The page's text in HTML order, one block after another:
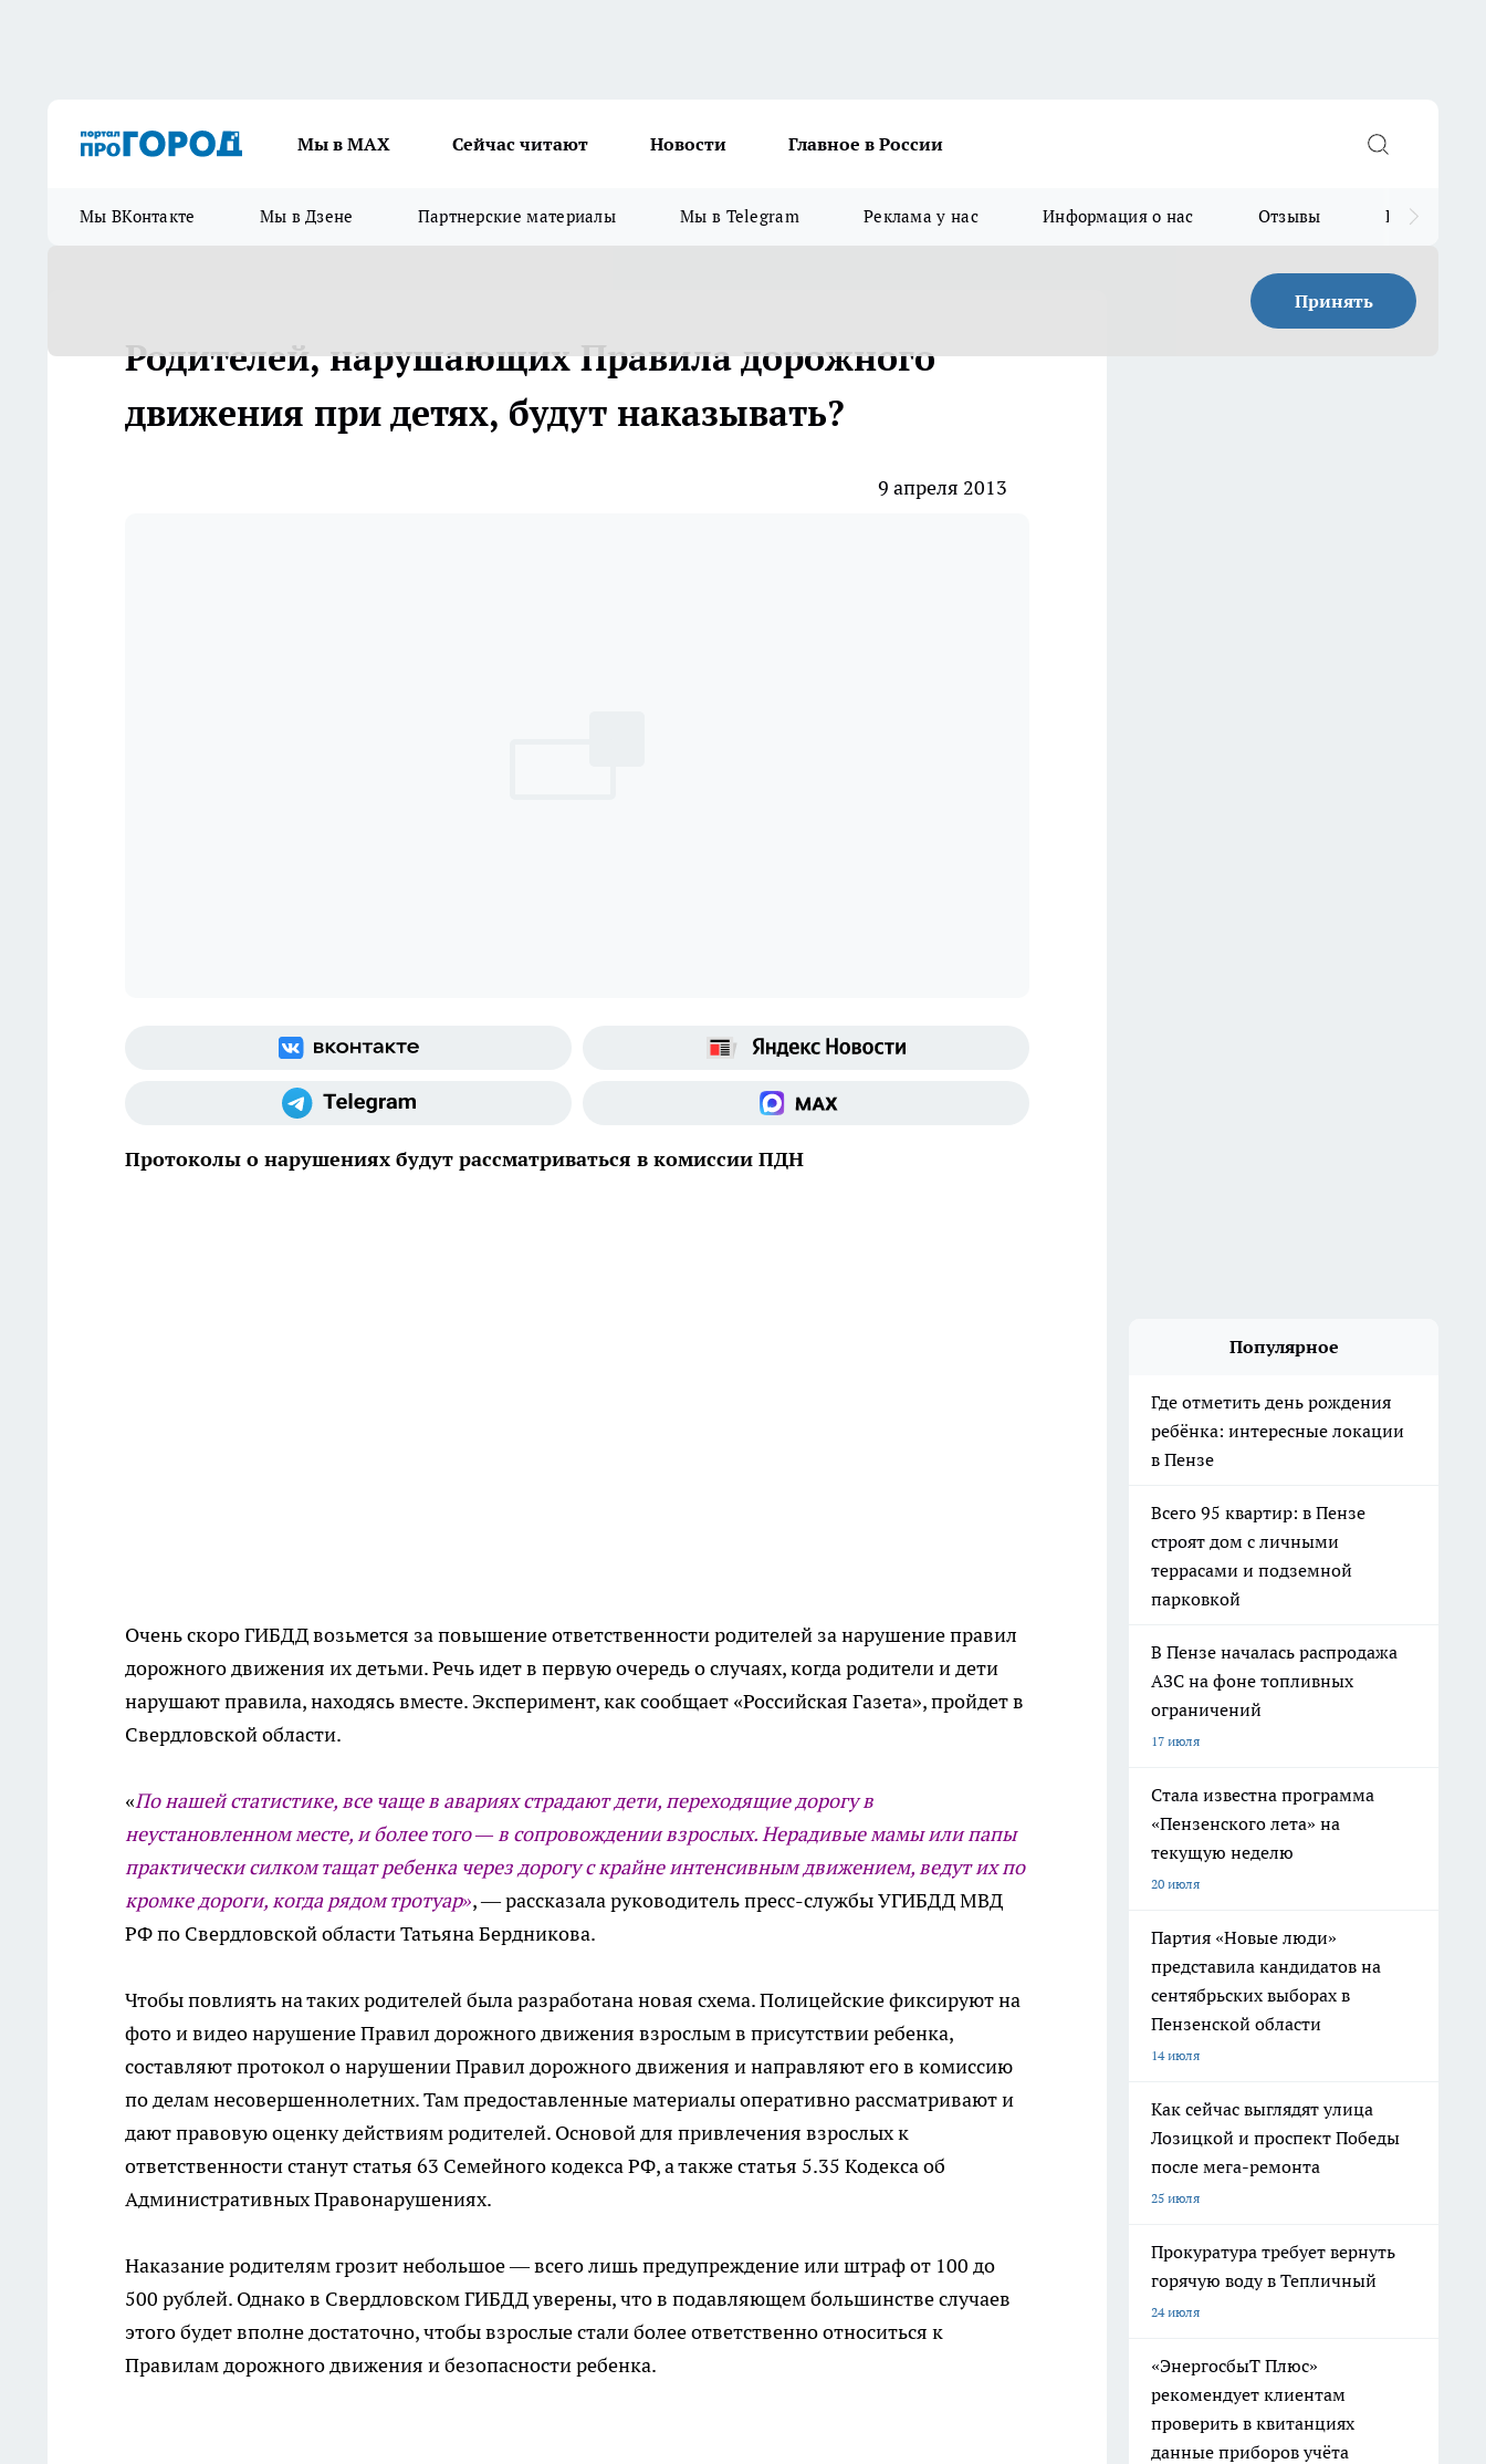
Мы в МАХ Сейчас читают Новости Главное в России
Мы ВКонтакте Мы в Дзене Партнерские материалы Мы в Telegram Реклама у нас Информация о нас Отзывы Прайс для
Принять
Родителей, нарушающих Правила дорожного
движения при детях, будут наказывать?
9 апреля 2013
Протоколы о нарушениях будут рассматриваться в комиссии ПДН
Очень скоро ГИБДД возьмется за повышение ответственности родителей за нарушение правил
дорожного движения их детьми. Речь идет в первую очередь о случаях, когда родители и дети
нарушают правила, находясь вместе. Эксперимент, как сообщает «Российская Газета», пройдет в
Свердловской области.
«По нашей статистике, все чаще в авариях страдают дети, переходящие дорогу в
неустановленном месте, и более того — в сопровождении взрослых. Нерадивые мамы или папы
практически силком тащат ребенка через дорогу с крайне интенсивным движением, ведут их по
кромке дороги, когда рядом тротуар», — рассказала руководитель пресс-службы УГИБДД МВД
РФ по Свердловской области Татьяна Бердникова.
Чтобы повлиять на таких родителей была разработана новая схема. Полицейские фиксируют на
фото и видео нарушение Правил дорожного движения взрослым в присутствии ребенка,
составляют протокол о нарушении Правил дорожного движения и направляют его в комиссию
по делам несовершеннолетних. Там предоставленные материалы оперативно рассматривают и
дают правовую оценку действиям родителей. Основой для привлечения взрослых к
ответственности станут статья 63 Семейного кодекса РФ, а также статья 5.35 Кодекса об
Административных Правонарушениях.
Наказание родителям грозит небольшое — всего лишь предупреждение или штраф от 100 до
500 рублей. Однако в Свердловском ГИБДД уверены, что в подавляющем большинстве случаев
этого будет вполне достаточно, чтобы взрослые стали более ответственно относиться к
Правилам дорожного движения и безопасности ребенка.
Популярное
Где отметить день рождения
ребёнка: интересные локации
в Пензе
Всего 95 квартир: в Пензе
строят дом с личными
террасами и подземной
парковкой
В Пензе началась распродажа
АЗС на фоне топливных
ограничений
17 июля
Стала известна программа
«Пензенского лета» на
текущую неделю
20 июля
Партия «Новые люди»
представила кандидатов на
сентябрьских выборах в
Пензенской области
14 июля
Как сейчас выглядят улица
Лозицкой и проспект Победы
после мега-ремонта
25 июля
Прокуратура требует вернуть
горячую воду в Тепличный
24 июля
«ЭнергосбыТ Плюс»
рекомендует клиентам
проверить в квитанциях
данные приборов учёта